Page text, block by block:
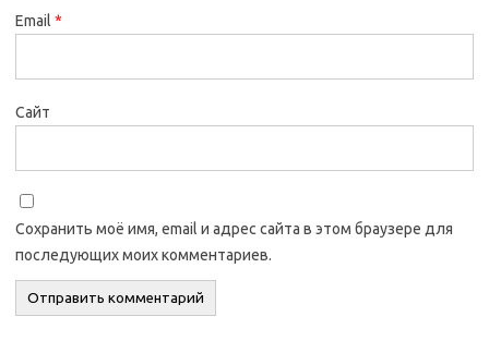
Email *
Сайт
Сохранить моё имя, email и адрес сайта в этом браузере для
последующих моих комментариев.